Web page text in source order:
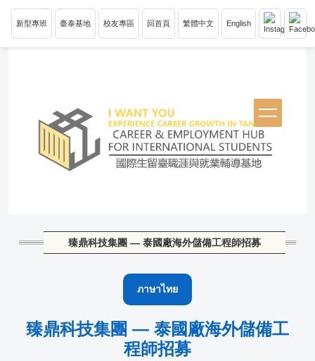
跳
新型專班 臺泰基地 校友專區 回首頁 繁體中文 English
臻鼎科技集團 — 泰國廠海外儲備工程師招募
ภาษาไทย
臻鼎科技集團 — 泰國廠海外儲備工
程師招募